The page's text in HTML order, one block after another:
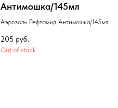
Антимошка/145мл
Аэрозоль Рефтамид Антимошка/145мл
205 руб.
Out of stock